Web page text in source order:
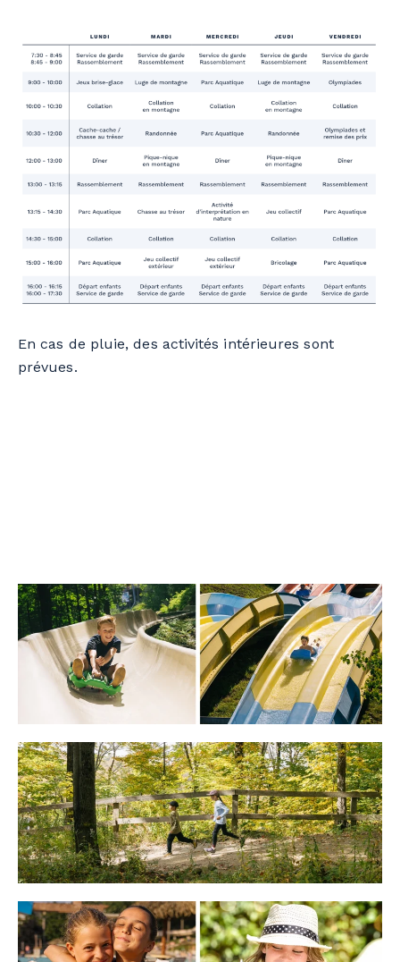
En cas de pluie, des activités intérieures sont
prévues.